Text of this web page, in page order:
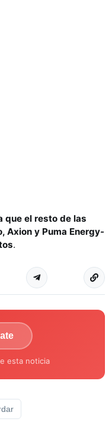
que el resto de las
Axion y Puma Energy-
.
esta noticia